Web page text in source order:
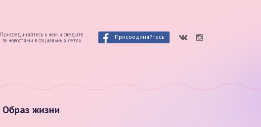
Образ жизни
Присоединяйтесь к нам и следите
за новостями в социальных сетях
Присоединяйтесь